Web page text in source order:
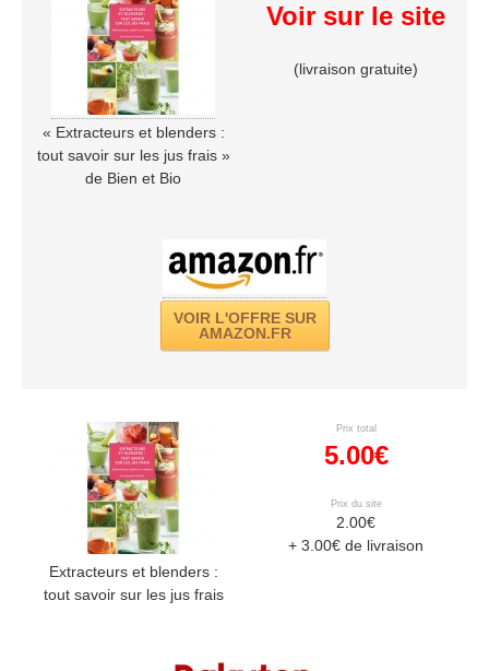
« Extracteurs et blenders :
tout savoir sur les jus frais »
de Bien et Bio
Voir sur le site
(livraison gratuite)
VOIR L'OFFRE SUR
AMAZON.FR
Extracteurs et blenders :
tout savoir sur les jus frais
Prix total
5.00€
Prix du site
2.00€
+ 3.00€ de livraison